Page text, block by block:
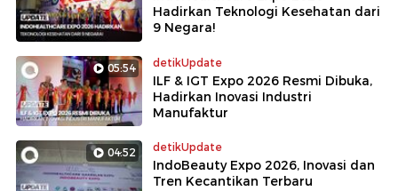
Hadirkan Teknologi Kesehatan dari
9 Negara!
05:54 detikUpdate
ILF & IGT Expo 2026 Resmi Dibuka,
Hadirkan Inovasi Industri
Manufaktur
04:52 detikUpdate
IndoBeauty Expo 2026, Inovasi dan
Tren Kecantikan Terbaru